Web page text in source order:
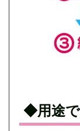
◆用途で